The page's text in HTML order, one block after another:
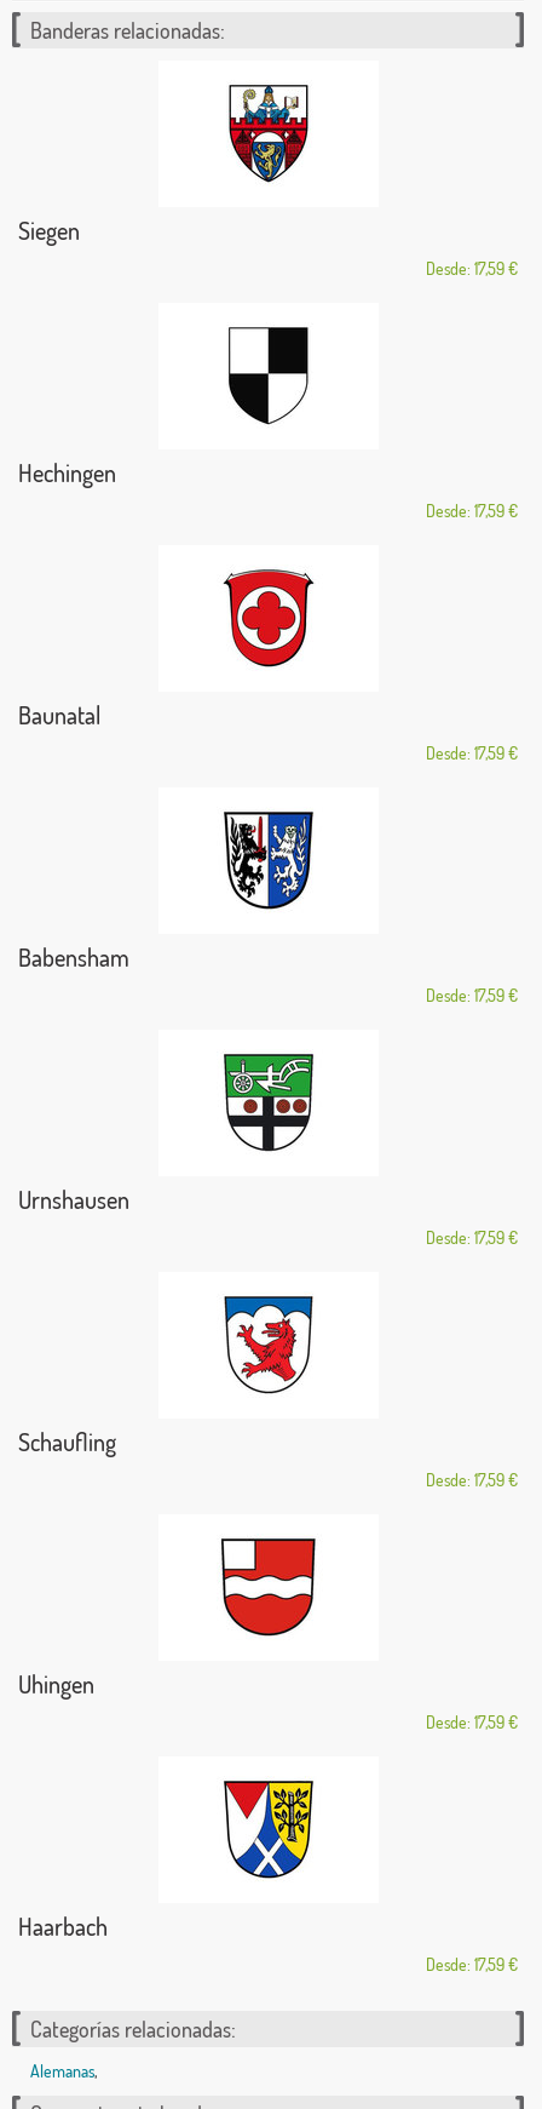
Banderas relacionadas:
Siegen
Desde: 17,59 €
Hechingen
Desde: 17,59 €
Baunatal
Desde: 17,59 €
Babensham
Desde: 17,59 €
Urnshausen
Desde: 17,59 €
Schaufling
Desde: 17,59 €
Uhingen
Desde: 17,59 €
Haarbach
Desde: 17,59 €
Categorías relacionadas:
Alemanas,